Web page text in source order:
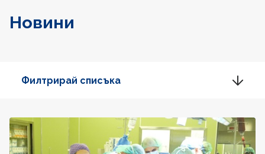
Новини
Филтрирай списъка